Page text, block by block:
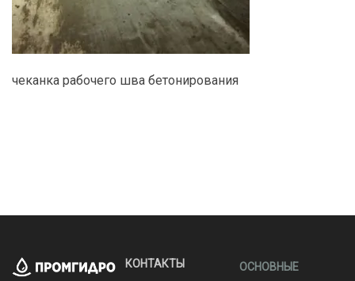
чеканка рабочего шва бетонирования
КОНТАКТЫ
ОСНОВНЫЕ